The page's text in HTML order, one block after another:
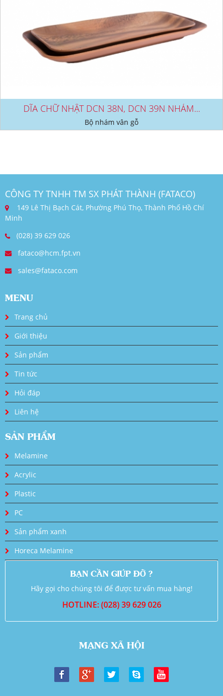
DĨA CHỮ NHẬT DCN 38N, DCN 39N NHÁM...
Bộ nhám vân gỗ
CÔNG TY TNHH TM SX PHÁT THÀNH (FATACO)
149 Lê Thị Bạch Cát, Phường Phú Thọ, Thành Phố Hồ Chí
Minh
(028) 39 629 026
fataco@hcm.fpt.vn
sales@fataco.com
MENU
Trang chủ
Giới thiệu
Sản phẩm
Tin tức
Hỏi đáp
Liên hệ
SẢN PHẨM
Melamine
Acrylic
Plastic
PC
Sản phẩm xanh
Horeca Melamine
BẠN CẦN GIÚP ĐỠ ?
Hãy gọi cho chúng tôi để được tư vấn mua hàng!
HOTLINE: (028) 39 629 026
MẠNG XÃ HỘI